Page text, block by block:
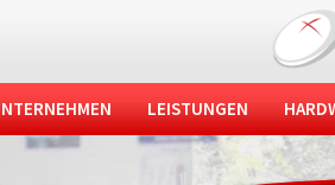
LEISTUNGEN